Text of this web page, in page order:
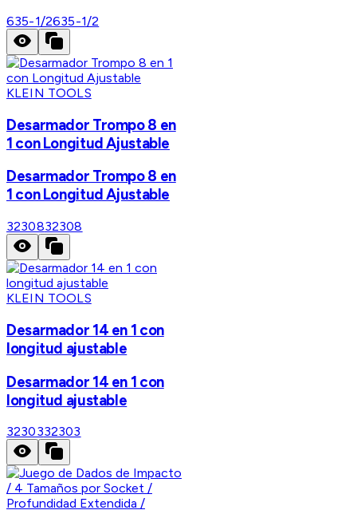
635-1/2635-1/2
KLEIN TOOLS
Desarmador Trompo 8 en
1 con Longitud Ajustable
Desarmador Trompo 8 en
1 con Longitud Ajustable
3230832308
KLEIN TOOLS
Desarmador 14 en 1 con
longitud ajustable
Desarmador 14 en 1 con
longitud ajustable
3230332303